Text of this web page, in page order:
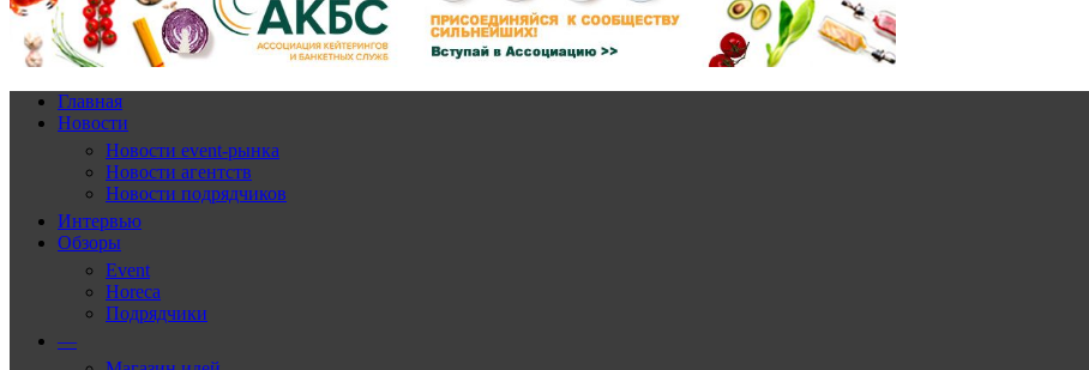
Главная
Новости
Новости event-рынка
Новости агентств
Новости подрядчиков
Интервью
Обзоры
Event
Horeca
Подрядчики
—